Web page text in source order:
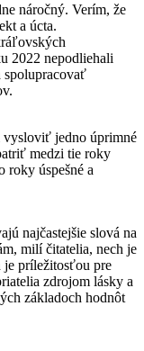
náročný. Verím, že
a úcta.
2022 nepodliehali
spolupracovať
vysloviť jedno úprimné
medzi tie roky
roky úspešné a
najčastejšie slová na
milí čitatelia, nech je
je príležitosťou pre
zdrojom lásky a
základoch hodnôt